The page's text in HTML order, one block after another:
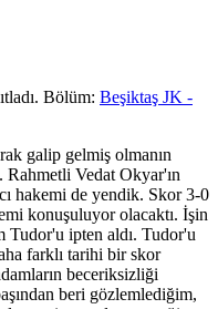
Bölüm: Beşiktaş JK -
galip gelmiş olmanın
Vedat Okyar'ın
hakemi de yendik. Skor 3-0
konuşuluyor olacaktı. İşin
Tudor'u ipten aldı. Tudor'u
farklı tarihi bir skor
beceriksizliği
beri gözlemlediğim,